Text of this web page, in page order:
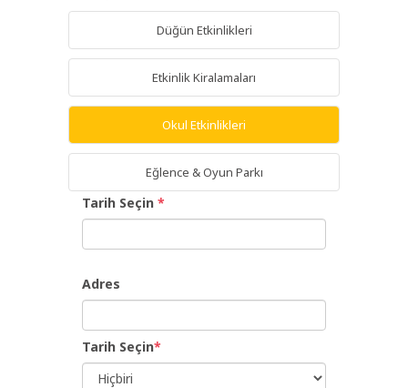
Düğün Etkinlikleri
Etkinlik Kiralamaları
Okul Etkinlikleri
Eğlence & Oyun Parkı
Tarih Seçin *
Adres
Tarih Seçin*